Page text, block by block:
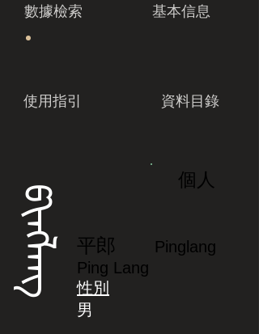
數據檢索 基本信息
使用指引 資料目錄
ᡦᡳᠩᠯᠠᠩ
個人
平郎
Pinglang
Ping Lang
性別
男